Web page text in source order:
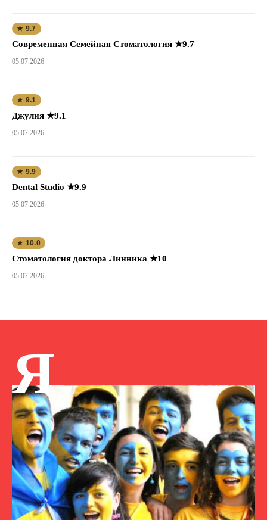
★ 9.7
Современная Семейная Стоматология ★9.7
05.07.2026
★ 9.1
Джулия ★9.1
05.07.2026
★ 9.9
Dental Studio ★9.9
05.07.2026
★ 10.0
Стоматология доктора Линника ★10
05.07.2026
Я